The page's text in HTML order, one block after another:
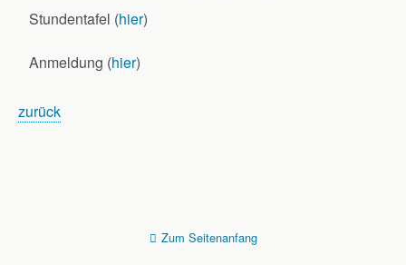
Stundentafel (hier)
Anmeldung (hier)
zurück
Zum Seitenanfang